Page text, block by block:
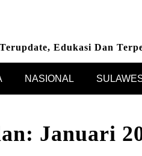
Edukasi Dan
NASIONAL
Januari